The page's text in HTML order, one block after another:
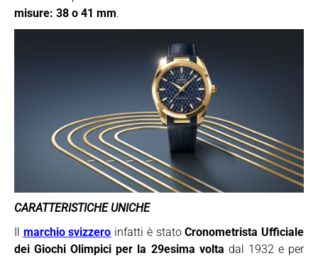
misure: 38 o 41 mm.
CARATTERISTICHE UNICHE
Il marchio svizzero infatti è statoCronometrista Ufficiale
dei Giochi Olimpici per la 29esima volta dal 1932 e per